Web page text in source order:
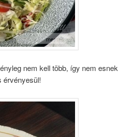
nem kell több, így nem esnek
érvényesül!